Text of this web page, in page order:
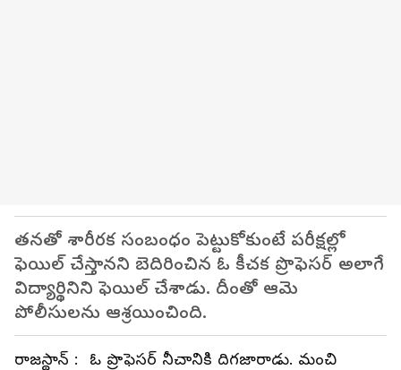
తనతో శారీరక సంబంధం పెట్టుకోకుంటే పరీక్షల్లో
ఫెయిల్ చేస్తానని బెదిరించిన ఓ కీచక ప్రొఫెసర్ అలాగే
విద్యార్థినిని ఫెయిల్ చేశాడు. దీంతో ఆమె
పోలీసులను ఆశ్రయించింది.
రాజస్థాన్ : ఓ ప్రొఫెసర్ నీచానికి దిగజారాడు. మంచి